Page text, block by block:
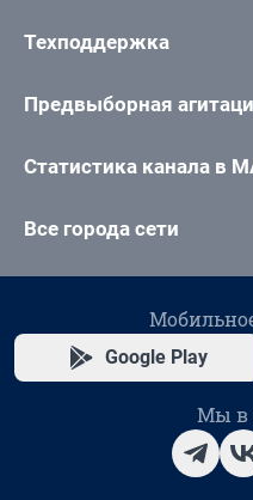
Техподдержка
Предвыборная
Статистика канала в
Все города сети
Google Play
Мы в